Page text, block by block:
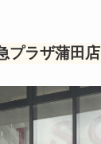
プラザ蒲田店